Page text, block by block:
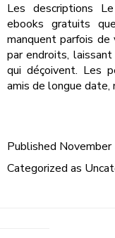
Les descriptions
ebooks gratuits
manquent parfois
par endroits,
qui déçoivent. Les
amis de longue date,
Published
Categorized as